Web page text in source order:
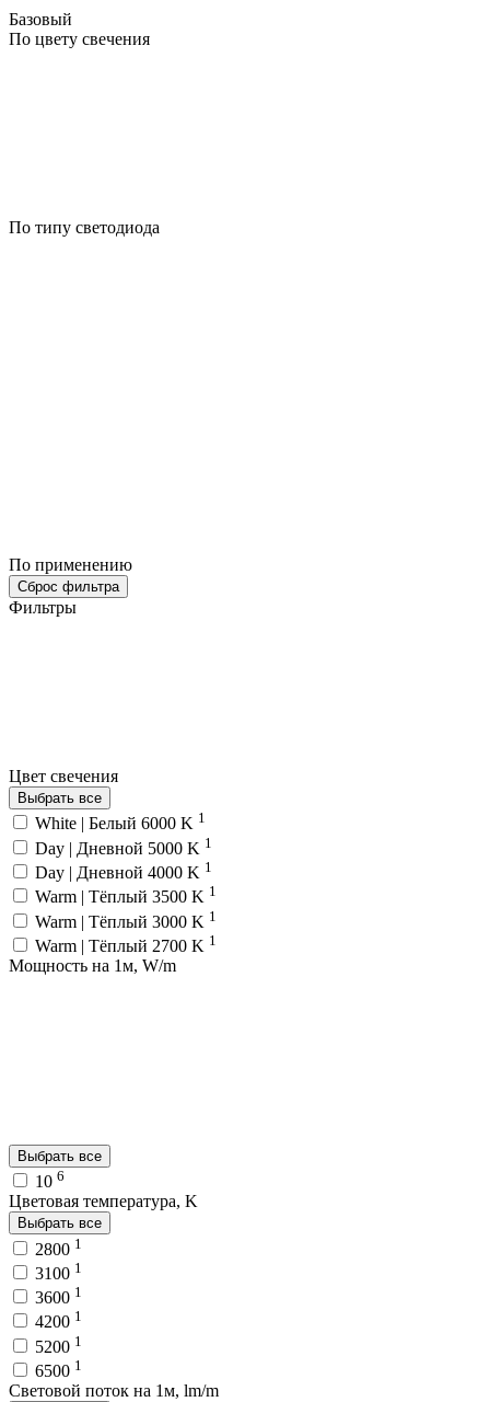
Базовый
По цвету свечения
По типу светодиода
По применению
Сброс фильтра
Фильтры
Цвет свечения
Выбрать все
White | Белый 6000 K 1
Day | Дневной 5000 K 1
Day | Дневной 4000 K 1
Warm | Тёплый 3500 K 1
Warm | Тёплый 3000 K 1
Warm | Тёплый 2700 K 1
Мощность на 1м, W/m
Выбрать все
10 6
Цветовая температура, K
Выбрать все
2800 1
3100 1
3600 1
4200 1
5200 1
6500 1
Световой поток на 1м, lm/m